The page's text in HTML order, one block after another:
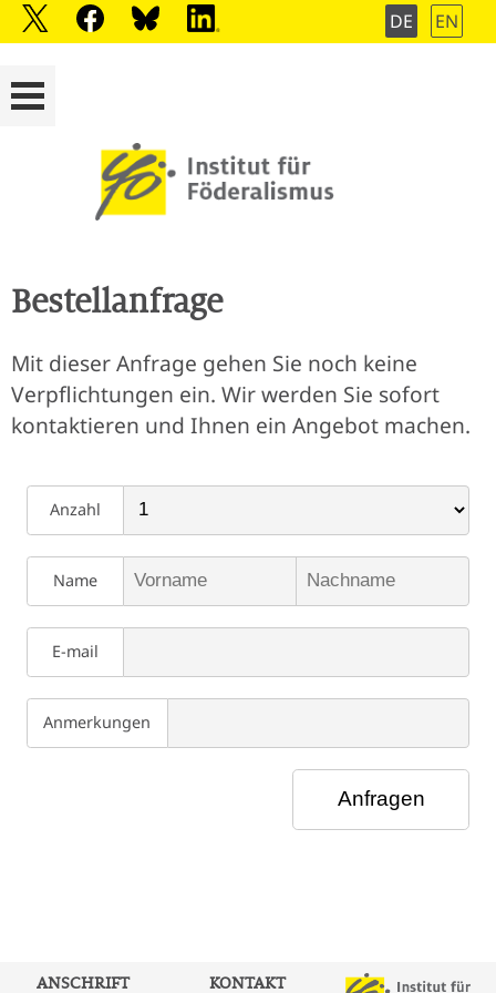
DE EN
Bestellanfrage
Mit dieser Anfrage gehen Sie noch keine
Verpflichtungen ein. Wir werden Sie sofort
kontaktieren und Ihnen ein Angebot machen.
Anzahl
Name
E-mail
Anmerkungen
ANSCHRIFT KONTAKT